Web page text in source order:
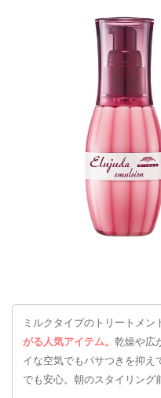
ミルクタイプのトリートメン
がる人気アイテム。 乾燥や広
イな空気でもパサつきを抑え
でも安心。朝のスタイリング